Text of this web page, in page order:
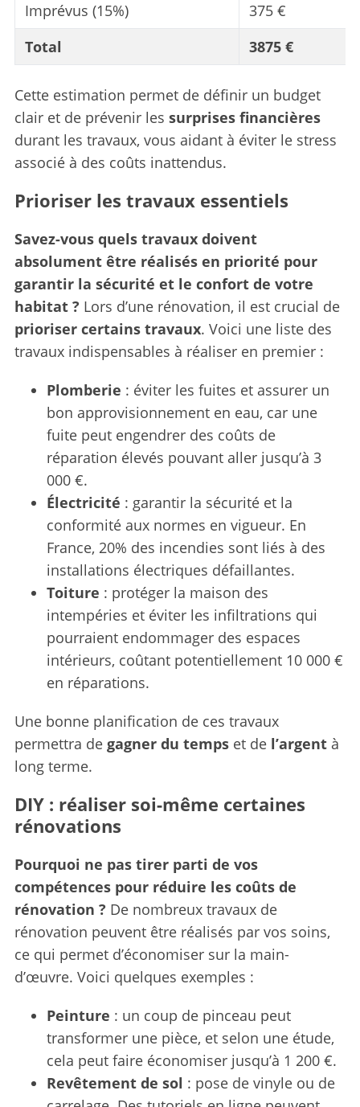
Imprévus (15%)
375 €
Total
3875 €
Cette estimation permet de définir un budget
clair et de prévenir les surprises financières
durant les travaux, vous aidant à éviter le stress
associé à des coûts inattendus.
Prioriser les travaux essentiels
Savez-vous quels travaux doivent
absolument être réalisés en priorité pour
garantir la sécurité et le confort de votre
habitat ? Lors d’une rénovation, il est crucial de
prioriser certains travaux. Voici une liste des
travaux indispensables à réaliser en premier :
Plomberie : éviter les fuites et assurer un
bon approvisionnement en eau, car une
fuite peut engendrer des coûts de
réparation élevés pouvant aller jusqu’à 3
000 €.
Électricité : garantir la sécurité et la
conformité aux normes en vigueur. En
France, 20% des incendies sont liés à des
installations électriques défaillantes.
Toiture : protéger la maison des
intempéries et éviter les infiltrations qui
pourraient endommager des espaces
intérieurs, coûtant potentiellement 10 000 €
en réparations.
Une bonne planification de ces travaux
permettra de gagner du tempset de l’argentà
long terme.
DIY : réaliser soi-même certaines
rénovations
Pourquoi ne pas tirer parti de vos
compétences pour réduire les coûts de
rénovation ? De nombreux travaux de
rénovation peuvent être réalisés par vos soins,
ce qui permet d’économiser sur la main-
d’œuvre. Voici quelques exemples :
Peinture : un coup de pinceau peut
transformer une pièce, et selon une étude,
cela peut faire économiser jusqu’à 1 200 €.
Revêtement de sol : pose de vinyle ou de